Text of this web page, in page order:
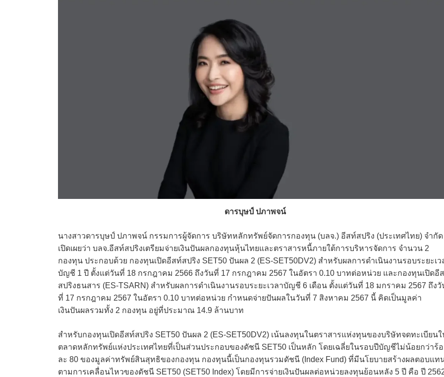
ดารบุษป์ ปภาพจน์
นางสาวดารบุษป์ ปภาพจน์ กรรมการผู้จัดการ บริษัทหลักทรัพย์จัดการกองทุน (บลจ.) อีสท์สปริง (ประเทศไทย) จำกัด
เปิดเผยว่า บลจ.อีสท์สปริงเตรียมจ่ายเงินปันผลกองทุนหุ้นไทยและตราสารหนี้ภายใต้การบริหารจัดการ จำนวน 2
กองทุน ประกอบด้วย กองทุนเปิดอีสท์สปริง SET50 ปันผล 2 (ES-SET50DV2) สำหรับผลการดำเนินงานรอบระยะเว
บัญชี 1 ปี ตั้งแต่วันที่ 18 กรกฎาคม 2566 ถึงวันที่ 17 กรกฎาคม 2567 ในอัตรา 0.10 บาทต่อหน่วย และกองทุนเปิดอี
สปริงธนสาร (ES-TSARN) สำหรับผลการดําเนินงานรอบระยะเวลาบัญชี 6 เดือน ตั้งแต่วันที่ 18 มกราคม 2567 ถึงวั
ที่ 17 กรกฎาคม 2567 ในอัตรา 0.10 บาทต่อหน่วย กำหนดจ่ายปันผลในวันที่ 7 สิงหาคม 2567 นี้ คิดเป็นมูลค่า
เงินปันผลรวมทั้ง 2 กองทุน อยู่ที่ประมาณ 14.9 ล้านบาท
สำหรับกองทุนเปิดอีสท์สปริง SET50 ปันผล 2 (ES-SET50DV2) เน้นลงทุนในตราสารแห่งทุนของบริษัทจดทะเบียน
ตลาดหลักทรัพย์แห่งประเทศไทยที่เป็นส่วนประกอบของดัชนี SET50 เป็นหลัก โดยเฉลี่ยในรอบปีบัญชีไม่น้อยกว่าร้
ละ 80 ของมูลค่าทรัพย์สินสุทธิของกองทุน กองทุนนี้เป็นกองทุนรวมดัชนี (Index Fund) ที่มีนโยบายสร้างผลตอบแท
ตามการเคลื่อนไหวของดัชนี SET50 (SET50 Index) โดยมีการจ่ายเงินปันผลต่อหน่วยลงทุนย้อนหลัง 5 ปี คือ ปี